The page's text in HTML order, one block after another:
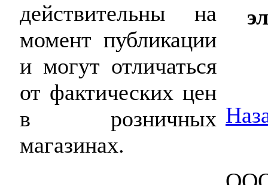
действительны на
момент публикации
и могут отличаться
от фактических цен
в розничных
магазинах.